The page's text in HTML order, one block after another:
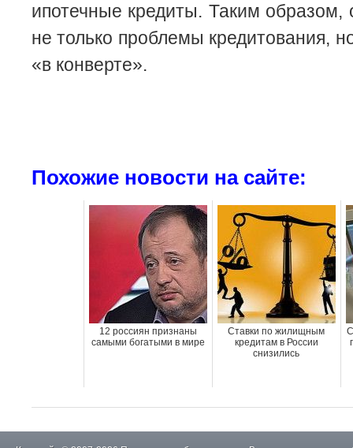
ипотечные кредиты. Таким
не только проблемы кредитования,
«в конверте».
Похожие новости на сайте:
12 россиян признаны
самыми богатыми в мире
Ставки по жилищным
кредитам в России
снизились